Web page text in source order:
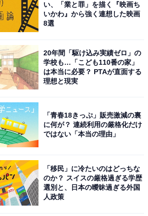
龍神温泉 下御殿」公式Webサイトより）
三美人の湯で知られる温泉を楽しめ
」。日高川のせせらぎを望む「混浴
い、「業と罪」を描く『映画ち
いかわ』から強く連想した映画
8選
20年間「駆け込み実績ゼロ」の
学校も…「こども110番の家」
は本当に必要？ PTAが直面する
理想と現実
「青春18きっぷ」販売激減の裏
に何が？ 連続利用の厳格化だけ
ではない「本当の理由」
「移民」に冷たいのはどっちな
のか？ スイスの厳格過ぎる学歴
選別と、日本の曖昧過ぎる外国
人政策